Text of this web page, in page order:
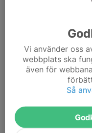
Utöver denna tävling
ställningsmästerskapet i
såklart vårt eget
Text: Peter Falk
Foto/resultat: Josefine
Kommentarer
Vi använder oss
webbplats ska
även för
Så